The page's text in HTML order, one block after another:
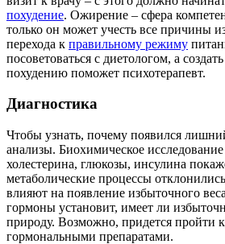
похудение. Ожирение – сфера
только он может учесть все причины
перехода к правильному режиму
посоветоваться с диетологом, а
похудению поможет психотерапевт.
Диагностика
Чтобы узнать, почему появился
анализы. Биохимическое
холестерина, глюкозы, инсулина
метаболические процессы
влияют на появление избыточного
гормоны установит, имеет ли
природу. Возможно, придется пройти
гормональными препаратами.